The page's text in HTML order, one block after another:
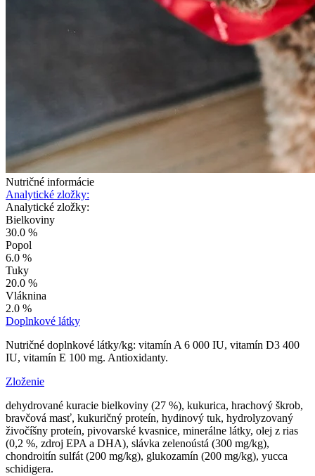
Nutričné informácie
Analytické zložky:
Analytické zložky:
Bielkoviny
30.0 %
Popol
6.0 %
Tuky
20.0 %
Vláknina
2.0 %
Doplnkové látky
Nutričné doplnkové látky/kg: vitamín A 6 000 IU, vitamín D3 400
IU, vitamín E 100 mg. Antioxidanty.
Zloženie
dehydrované kuracie bielkoviny (27 %), kukurica, hrachový škrob,
bravčová masť, kukuričný proteín, hydinový tuk, hydrolyzovaný
živočíšny proteín, pivovarské kvasnice, minerálne látky, olej z rias
(0,2 %, zdroj EPA a DHA), slávka zelenoústá (300 mg/kg),
chondroitín sulfát (200 mg/kg), glukozamín (200 mg/kg), yucca
schidigera.